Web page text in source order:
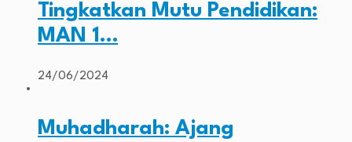
Tingkatkan Mutu Pendidikan:
MAN 1…
24/06/2024
Muhadharah: Ajang